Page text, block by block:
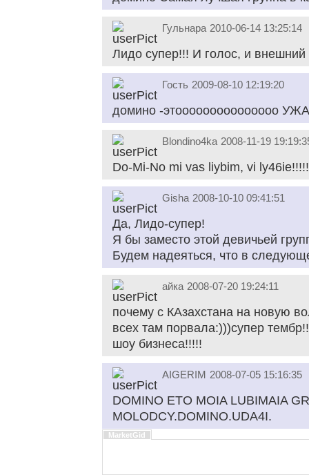
Гульнара 2010-06-14 13:25:14
Лидо супер!!! И голос, и
Гость 2009-08-10 12:19:20
домино -этооооооооооооооо
Blondino4ka 2008-11-19
Do-Mi-No mi vas liybim, vi
Gisha 2008-10-10 09:41:51
Да, Лидо-супер!
Я бы заместо этой девичьей
Будем надеяться, что в
айка 2008-07-20 19:24:11
почему с КАзахстана на новую
всех там порвала:)))супер
шоу бизнеса!!!!!
AIGERIM 2008-07-05 15:16:35
DOMINO ETO MOIA LUBIMAIA
MOLODCY.DOMINO.UDA4I.
MarketGid